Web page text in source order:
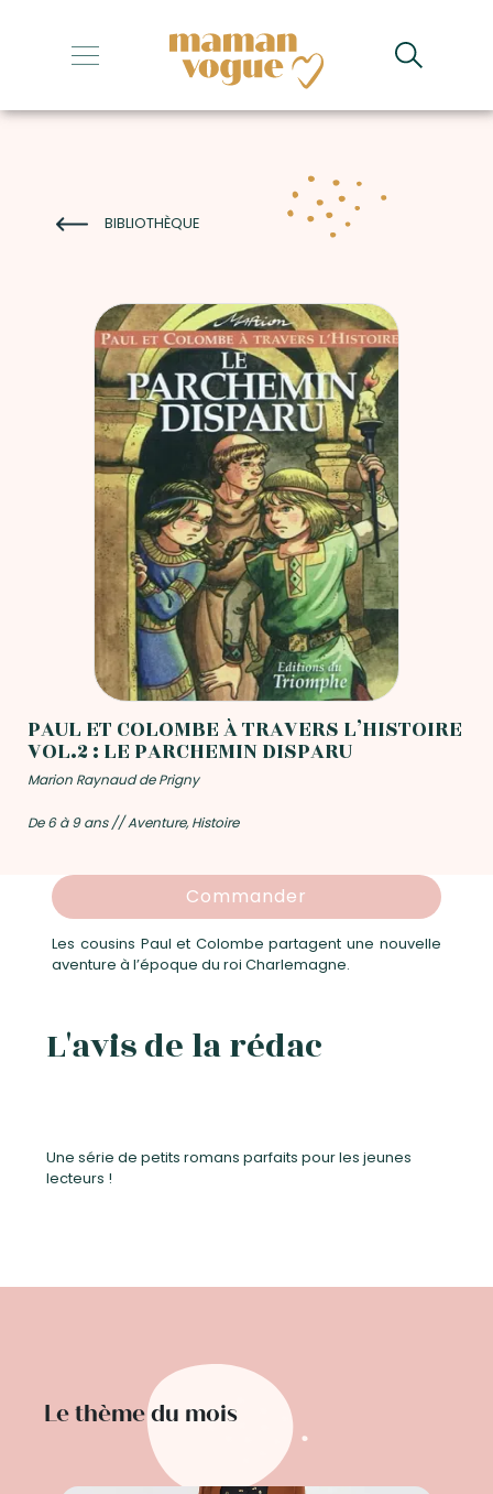
+
+
+
BIBLIOTHÈQUE
PAUL ET COLOMBE À TRAVERS L’HISTOIRE
VOL.2 : LE PARCHEMIN DISPARU
Marion Raynaud de Prigny
De 6 à 9 ans // Aventure, Histoire
Commander
Les cousins Paul et Colombe partagent une nouvelle
aventure à l’époque du roi Charlemagne.
L'avis de la rédac
Une série de petits romans parfaits pour les jeunes
lecteurs !
Le thème du mois